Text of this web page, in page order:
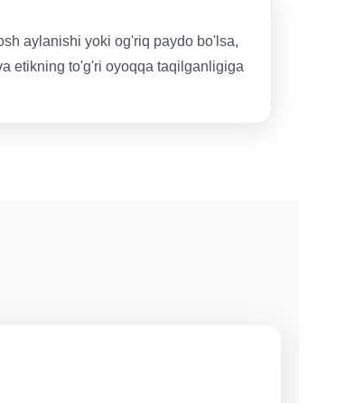
aylanishi yoki og'riq paydo bo'lsa,
etikning to'g'ri oyoqqa taqilganligiga